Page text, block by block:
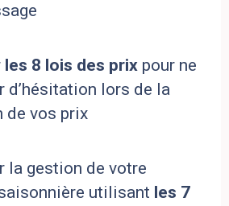
les 8 lois des prix pour ne
d’hésitation lors de la
de vos prix
la gestion de votre
utilisant les 7